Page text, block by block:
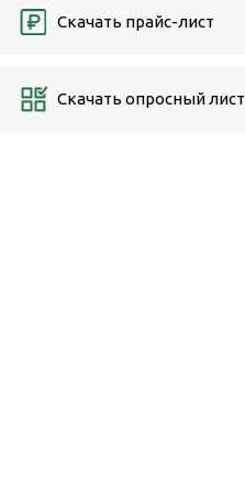
Скачать прайс-лист
Скачать опросный лист